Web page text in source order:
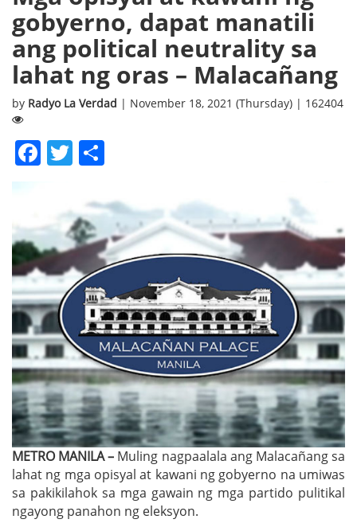
gobyerno, dapat manatili
ang political neutrality sa
lahat ng oras – Malacañang
by Radyo La Verdad | November 18, 2021 (Thursday) | 162404
Facebook
Twitter
METRO MANILA – Muling nagpaalala ang Malacañang sa
lahat ng mga opisyal at kawani ng gobyerno na umiwas
sa pakikilahok sa mga gawain ng mga partido pulitikal
ngayong panahon ng eleksyon.